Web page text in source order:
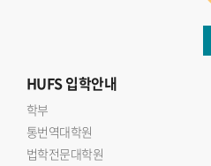
HUFS입학안내
학부
통번역대학원
법학전문대학원